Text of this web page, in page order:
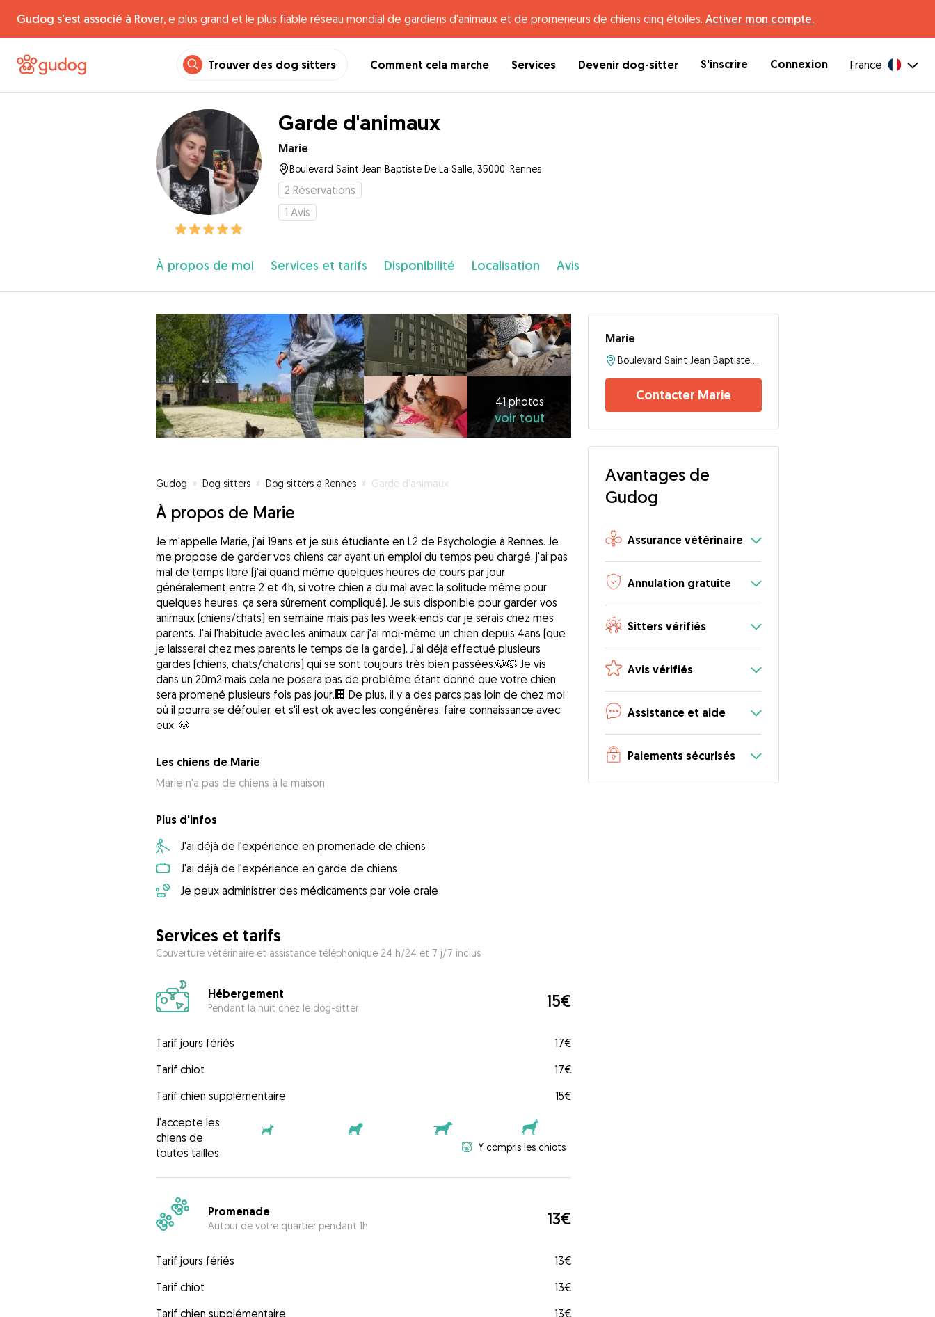
Gudog s'est associé à Rover, e plus grand et le plus fiable réseau mondial de gardiens d'animaux et de promeneurs de chiens cinq étoiles. Activer mon compte.
Trouver des dog sitters Comment cela marche Services Devenir dog-sitter S'inscrire Connexion France
Garde d'animaux
Marie
Boulevard Saint Jean Baptiste De La Salle, 35000, Rennes
2 Réservations
1 Avis
À propos de moi Services et tarifs Disponibilité Localisation Avis
41 photos
voir tout
photos
Gudog » Dog sitters » Dog sitters à Rennes » Garde d'animaux
À propos de Marie
Je m'appelle Marie, j'ai 19ans et je suis étudiante en L2 de Psychologie à Rennes. Je
me propose de garder vos chiens car ayant un emploi du temps peu chargé, j'ai pas
mal de temps libre (j'ai quand même quelques heures de cours par jour
généralement entre 2 et 4h, si votre chien a du mal avec la solitude même pour
quelques heures, ça sera sûrement compliqué). Je suis disponible pour garder vos
animaux (chiens/chats) en semaine mais pas les week-ends car je serais chez mes
parents. J'ai l'habitude avec les animaux car j'ai moi-même un chien depuis 4ans (que
je laisserai chez mes parents le temps de la garde). J'ai déjà effectué plusieurs
gardes (chiens, chats/chatons) qui se sont toujours très bien passées.🐶🐱 Je vis
dans un 20m2 mais cela ne posera pas de problème étant donné que votre chien
sera promené plusieurs fois pas jour.🏢 De plus, il y a des parcs pas loin de chez moi
où il pourra se défouler, et s'il est ok avec les congénères, faire connaissance avec
eux. 🐶
Les chiens de Marie
Marie n'a pas de chiens à la maison
Plus d'infos
J'ai déjà de l'expérience en promenade de chiens
J'ai déjà de l'expérience en garde de chiens
Je peux administrer des médicaments par voie orale
Services et tarifs
Couverture vétérinaire et assistance téléphonique 24 h/24 et 7 j/7 inclus
Hébergement
Pendant la nuit chez le dog-sitter 15€
Tarif jours fériés
17€
Tarif chiot
17€
Tarif chien supplémentaire
15€
J'accepte les
chiens de
toutes tailles
Y compris les chiots
Promenade
Autour de votre quartier pendant 1h 13€
Tarif jours fériés
13€
Tarif chiot
13€
Tarif chien supplémentaire
13€
Marie
Contacter Marie
Avantages de
Gudog
Assurance vétérinaire
Annulation gratuite
Sitters vérifiés
Avis vérifiés
Assistance et aide
Paiements sécurisés